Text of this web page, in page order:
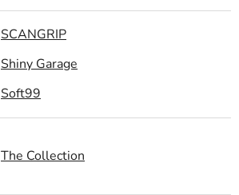
SCANGRIP
Shiny Garage
Soft99
The Collection